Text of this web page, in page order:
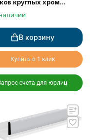
круглых хром
В корзину
Купить в 1 клик
счета для юрлиц